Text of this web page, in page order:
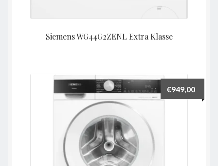
Siemens WG44G2ZENL Extra Klasse
€949,00